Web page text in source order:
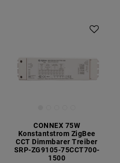
CONNEX 75W
Konstantstrom ZigBee
CCT Dimmbarer Treiber
SRP-ZG9105-75CCT700-
1500